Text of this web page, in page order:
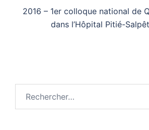
2016 – 1er colloque national de
dans l’Hôpital Pitié-